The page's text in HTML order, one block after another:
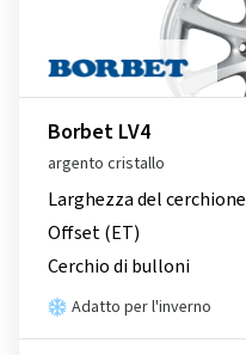
Borbet LV4
argento cristallo
Larghezza del cerchione
Offset (ET)
Cerchio di bulloni
Adatto per l'inverno